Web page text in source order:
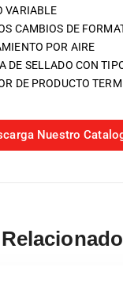
VARIABLE
CAMBIOS DE
POR AIRE
DE SELLADO CON
DE PRODUCTO
Nuestro